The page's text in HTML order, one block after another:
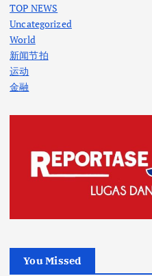
TOP NEWS
Uncategorized
World
新闻节拍
运动
金融
You Missed